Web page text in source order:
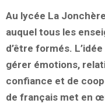
Au lycée La
auquel tous les
d’être formés.
gérer émotions,
confiance et de
de français met en